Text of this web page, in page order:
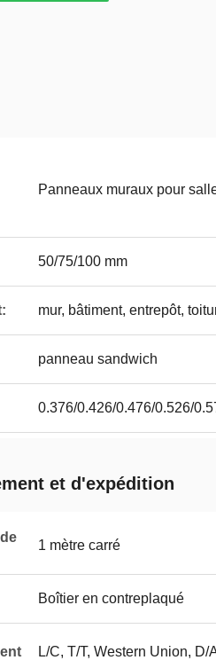
Panneaux muraux pour
50/75/100 mm
mur, bâtiment, entrepôt,
panneau sandwich
0.376/0.426/0.476/0.526/
et d'expédition
1 mètre carré
Boîtier en contreplaqué
L/C, T/T, Western Union, D/